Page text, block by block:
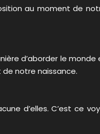
au moment de
d’aborder le
de notre naissance.
d’elles. C’est ce